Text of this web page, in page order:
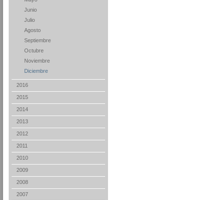
Junio
Julio
Agosto
Septiembre
Octubre
Noviembre
Diciembre
2016
2015
2014
2013
2012
2011
2010
2009
2008
2007